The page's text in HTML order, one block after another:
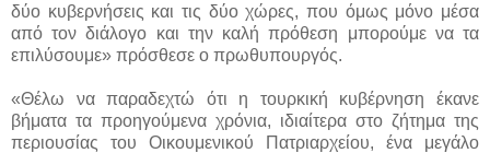
δύο κυβερνήσεις και τις δύο χώρες, που όμως μόνο μέσα
από τον διάλογο και την καλή πρόθεση μπορούμε να τα
επιλύσουμε» πρόσθεσε ο πρωθυπουργός.
«Θέλω να παραδεχτώ ότι η τουρκική κυβέρνηση έκανε
βήματα τα προηγούμενα χρόνια, ιδιαίτερα στο ζήτημα της
περιουσίας του Οικουμενικού Πατριαρχείου, ένα μεγάλο